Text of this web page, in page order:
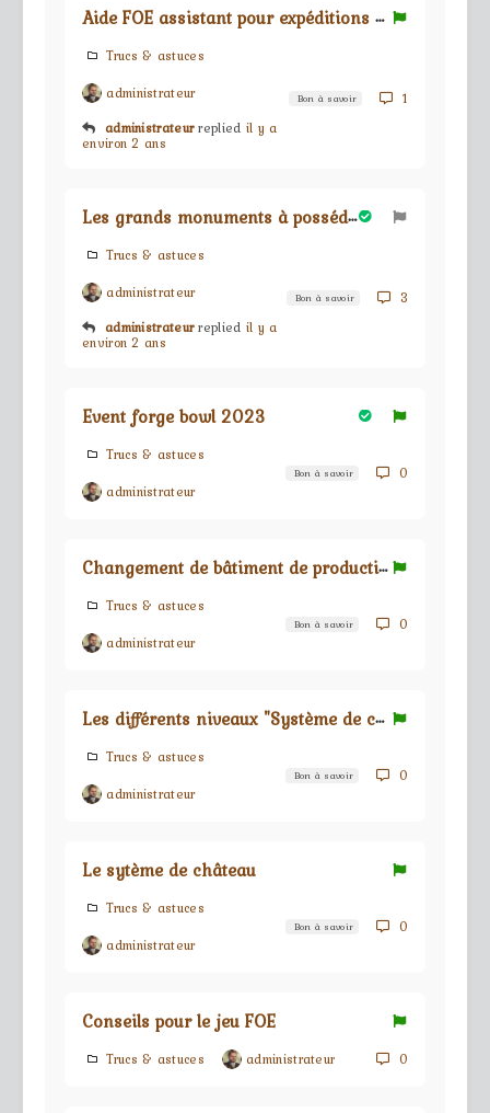
A
ide FOE assistant pour expéditions de guilde
Trucs & astuces
administrateur
administrateur replied il y a
environ 2 ans
Bon à savoir 1
L
es grands monuments à posséder ou à fuir !
Trucs & astuces
administrateur
administrateur replied il y a
environ 2 ans
Bon à savoir 3
Event forge bowl 2023
Trucs & astuces
administrateur
Bon à savoir 0
C
hangement de bâtiment de production
Trucs & astuces
administrateur
Bon à savoir 0
L
es différents niveaux "Système de château"
Trucs & astuces
administrateur
Bon à savoir 0
Le sytème de château
Trucs & astuces
administrateur
Bon à savoir 0
Conseils pour le jeu FOE
Trucs & astuces administrateur 0